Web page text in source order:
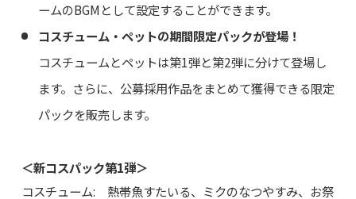
ームのBGMとして設定することができます。
コスチューム・ペットの期間限定パックが登場！
コスチュームとペットは第1弾と第2弾に分けて登場し
ます。さらに、公募採用作品をまとめて獲得できる限定
パックを販売します。
＜新コスパック第1弾＞
コスチューム: 熱帯魚すたいる、ミクのなつやすみ、お祭